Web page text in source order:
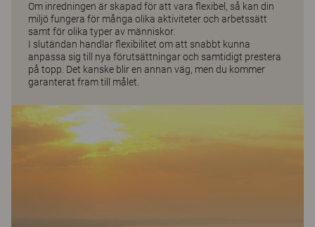
Om inredningen är skapad för att vara flexibel, så kan din
miljö fungera för många olika aktiviteter och arbetssätt
samt för olika typer av människor.
I slutändan handlar flexibilitet om att snabbt kunna
anpassa sig till nya förutsättningar och samtidigt prestera
på topp. Det kanske blir en annan väg, men du kommer
garanterat fram till målet.